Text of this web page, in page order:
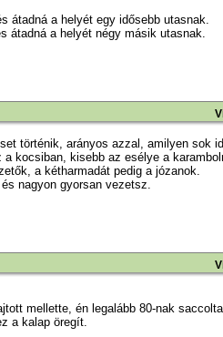
átadná a helyét egy idősebb utasnak.
átadná a helyét négy másik utasnak.
történik, arányos azzal, amilyen sok
kocsiban, kisebb az esélye a
a kétharmadát pedig a józanok.
nagyon gyorsan vezetsz.
mellette, én legalább 80-nak
a kalap öregít.